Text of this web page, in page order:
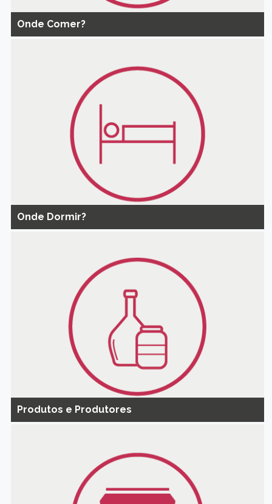
Onde Comer?
Onde Dormir?
Produtos e Produtores